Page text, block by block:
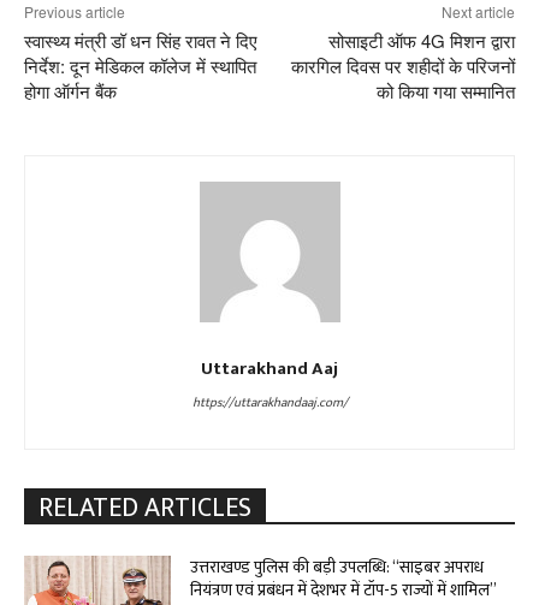
Previous article
स्वास्थ्य मंत्री डॉ धन सिंह रावत ने दिए
निर्देश: दून मेडिकल कॉलेज में स्थापित
होगा ऑर्गन बैंक
Next article
सोसाइटी ऑफ 4G मिशन द्वारा
कारगिल दिवस पर शहीदों के परिजनों
को किया गया सम्मानित
Uttarakhand Aaj
https://uttarakhandaaj.com/
RELATED ARTICLES
उत्तराखण्ड पुलिस की बड़ी उपलब्धि: “साइबर अपराध
नियंत्रण एवं प्रबंधन में देशभर में टॉप-5 राज्यों में शामिल”